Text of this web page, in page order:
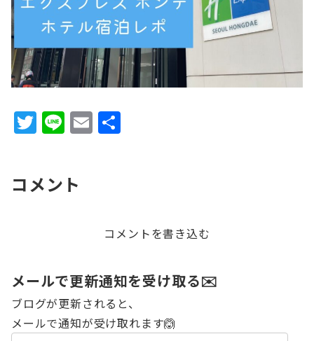
T
w
te
Li
n
E
m
コメント
コメントを書き込む
メールで更新通知を受け取る✉️
ブログが更新されると、
メールで通知が受け取れます🙆